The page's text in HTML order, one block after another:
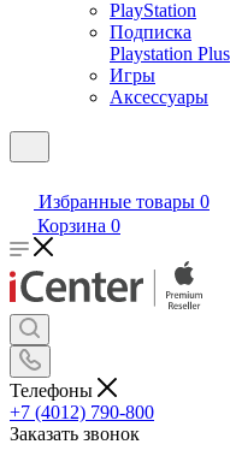
PlayStation
Подписка
Playstation Plus
Игры
Аксессуары
Избранные товары 0
Корзина 0
Телефоны
+7 (4012) 790-800
Заказать звонок